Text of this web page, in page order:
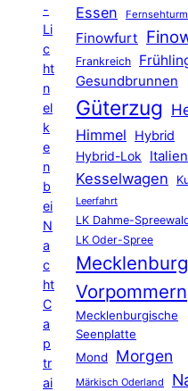
-
Li
c
ht
n
el
k
e
n
b
ei
N
a
c
ht
C
a
p
tr
ai
Essen Fernsehturm
Finowfurt
Frankreich
Gesundbrunnen
Güterzug
Himmel
Hybrid
Hybrid-Lok Italien
Kesselwagen
Leerfahrt
LK Dahme-
LK Oder-Spree
Vorpommern
Mecklenburgische
Seenplatte
Mond
Morgen
Märkisch Oderland